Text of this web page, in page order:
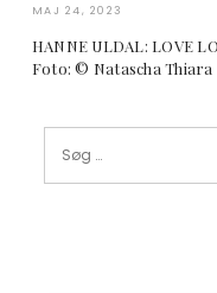
MAJ 24, 2023
HANNE ULDAL: LOVE
Foto: © Natascha